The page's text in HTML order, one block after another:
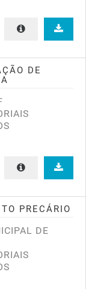
DE
PRECÁRIO
DE